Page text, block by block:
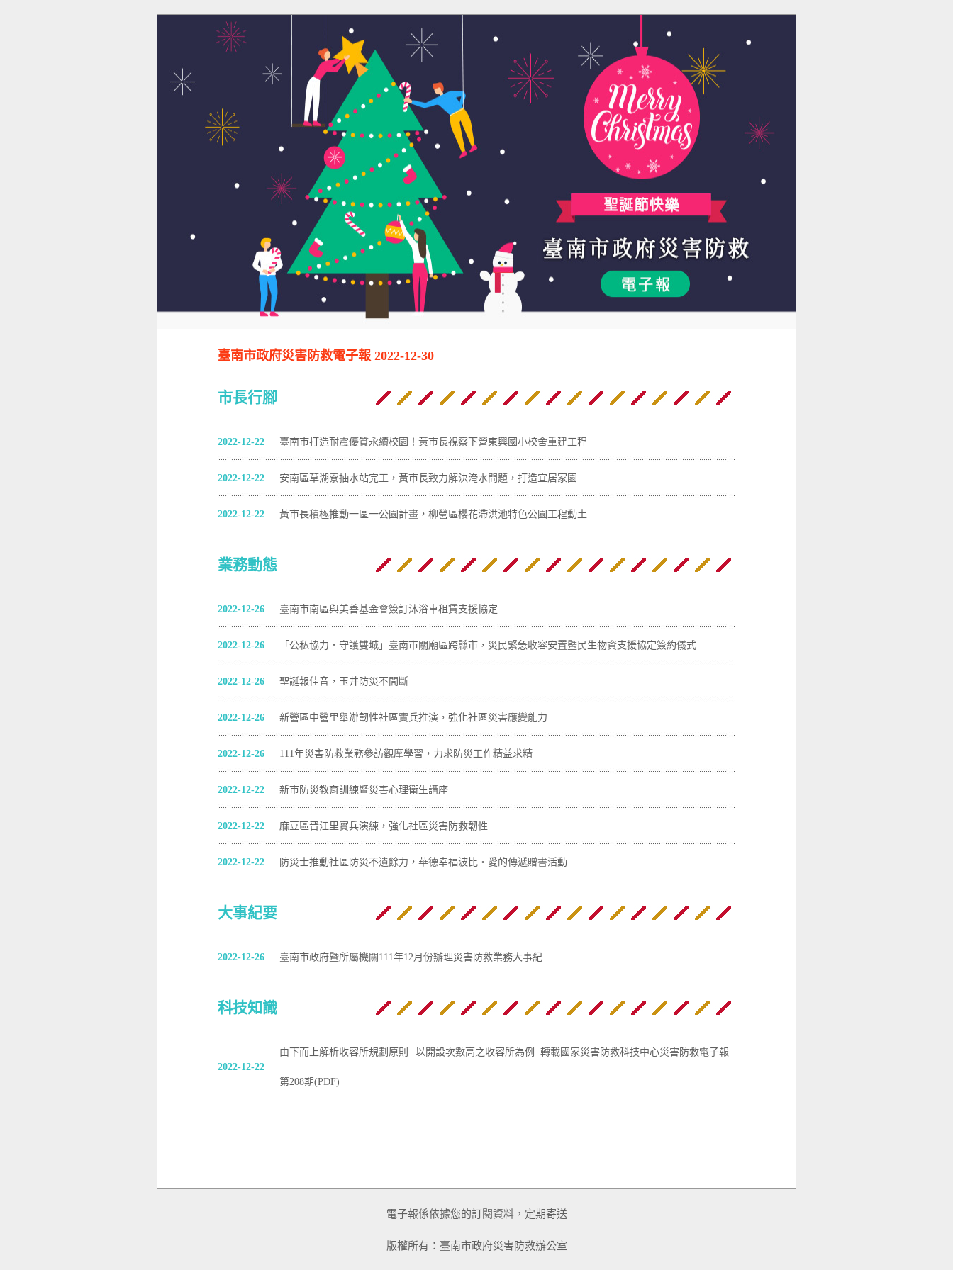
臺南市政府災害防救電子報 2022-12-30
市長行腳
2022-12-22 臺南市打造耐震優質永續校園！黃市長視察下營東興國小校舍重建工程
2022-12-22 安南區草湖寮抽水站完工，黃市長致力解決淹水問題，打造宜居家園
2022-12-22 黃市長積極推動一區一公園計畫，柳營區櫻花滯洪池特色公園工程動土
業務動態
2022-12-26 臺南市南區與美善基金會簽訂沐浴車租賃支援協定
2022-12-26 「公私協力．守護雙城」臺南市關廟區跨縣市，災民緊急收容安置暨民生物資支援協定簽約儀式
2022-12-26 聖誕報佳音，玉井防災不間斷
2022-12-26 新營區中營里舉辦韌性社區實兵推演，強化社區災害應變能力
2022-12-26 111年災害防救業務參訪觀摩學習，力求防災工作精益求精
2022-12-22 新市防災教育訓練暨災害心理衛生講座
2022-12-22 麻豆區晋江里實兵演練，強化社區災害防救韌性
2022-12-22 防災士推動社區防災不遺餘力，華德幸福波比‧愛的傳遞贈書活動
大事紀要
2022-12-26 臺南市政府暨所屬機關111年12月份辦理災害防救業務大事紀
科技知識
2022-12-22
由下而上解析收容所規劃原則─以開設次數高之收容所為例−轉載國家災害防救科技中心災害防救電子報
第208期(PDF)
電子報係依據您的訂閱資料，定期寄送
版權所有：臺南市政府災害防救辦公室